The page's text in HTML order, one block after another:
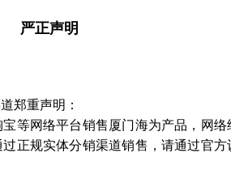
严正声明
郑重声明：
等网络平台销售厦门海为产品，网络
正规实体分销渠道销售，请通过官方